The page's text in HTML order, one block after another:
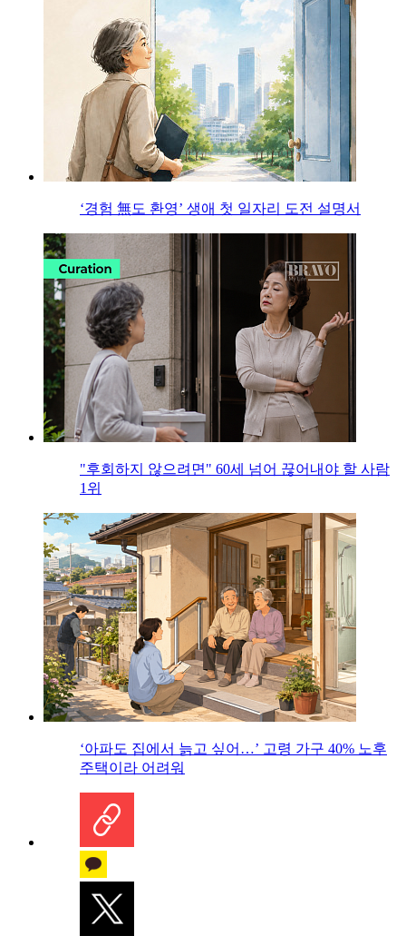
‘경험 無도 환영’ 생애 첫 일자리 도전 설명서
"후회하지 않으려면" 60세 넘어 끊어내야 할 사람
1위
‘아파도 집에서 늙고 싶어…’ 고령 가구 40% 노후
주택이라 어려워